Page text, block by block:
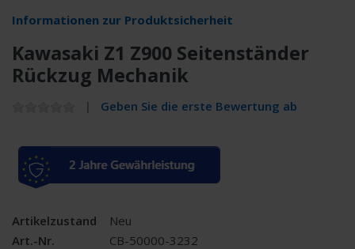
Informationen zur Produktsicherheit
Kawasaki Z1 Z900 Seitenständer
Rückzug Mechanik
Geben Sie die erste Bewertung ab
Artikelzustand
Neu
Art.-Nr.
CB-50000-3232